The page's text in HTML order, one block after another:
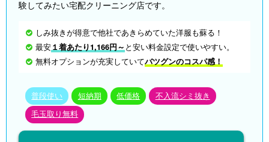
験してみたい宅配クリーニング店です。
しみ抜きが得意で他社であきらめていた洋服も蘇る！
最安１着あたり1,166円～ と安い料金設定で使いやすい。
無料オプションが充実していてバツグンのコスパ感！
普段使い 短納期 低価格 不入流シミ抜き
毛玉取り無料